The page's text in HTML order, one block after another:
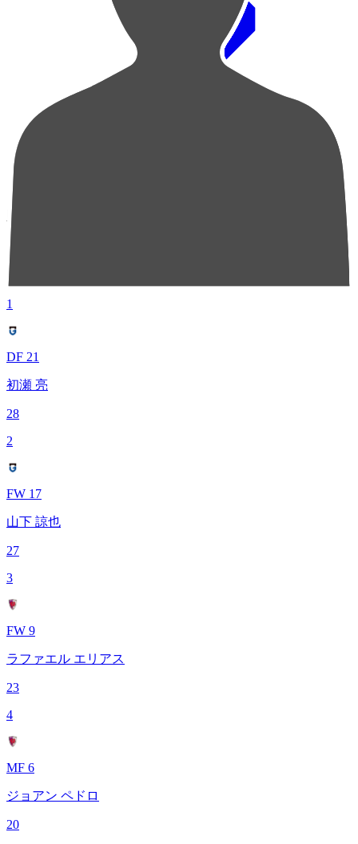
順位
選手名
成績
1
DF 21
初瀬 亮
28
2
FW 17
山下 諒也
27
3
FW 9
ラファエル エリアス
23
4
MF 6
ジョアン ペドロ
20